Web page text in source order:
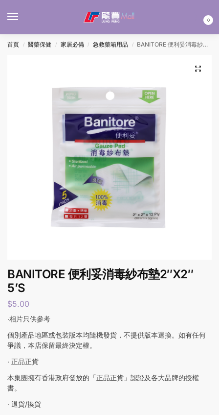
0
首頁 / 醫藥保健 / 家居必備 / 急救藥箱用品 / BANITORE 便利妥消毒紗布墊2″X2″ 5’S
BANITORE 便利妥消毒紗布墊2″X2″
5’S
$5.00
‧相片只供參考
個別產品地區或包裝版本均隨機發貨，不提供版本退換。如有任何
爭議，本店保留最終決定權。
‧ 正品正貨
本集團擁有香港政府發放的「正品正貨」認證及各大品牌的授權
書。
‧ 退貨/換貨